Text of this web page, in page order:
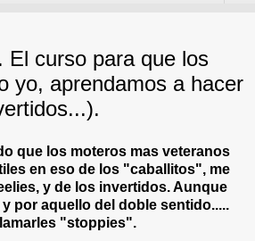
El curso para que los
yo, aprendamos a hacer
que los moteros mas veteranos
en eso de los "caballitos", me
y de los invertidos. Aunque
por aquello del doble sentido.....
"stoppies".